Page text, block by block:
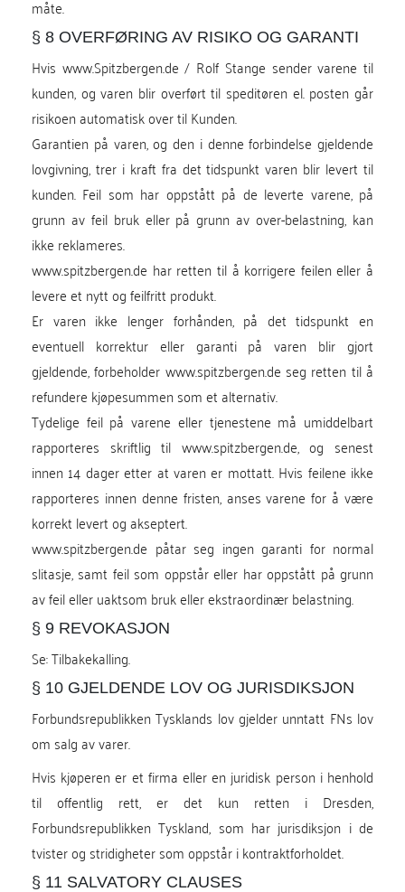
måte.
§ 8 OVERFØRING AV RISIKO OG GARANTI
Hvis www.Spitzbergen.de / Rolf Stange sender varene til
kunden, og varen blir overført til speditøren el. posten går
risikoen automatisk over til Kunden.
Garantien på varen, og den i denne forbindelse gjeldende
lovgivning, trer i kraft fra det tidspunkt varen blir levert til
kunden. Feil som har oppstått på de leverte varene, på
grunn av feil bruk eller på grunn av over-belastning, kan
ikke reklameres.
www.spitzbergen.de har retten til å korrigere feilen eller å
levere et nytt og feilfritt produkt.
Er varen ikke lenger forhånden, på det tidspunkt en
eventuell korrektur eller garanti på varen blir gjort
gjeldende, forbeholder www.spitzbergen.de seg retten til å
refundere kjøpesummen som et alternativ.
Tydelige feil på varene eller tjenestene må umiddelbart
rapporteres skriftlig til www.spitzbergen.de, og senest
innen 14 dager etter at varen er mottatt. Hvis feilene ikke
rapporteres innen denne fristen, anses varene for å være
korrekt levert og akseptert.
www.spitzbergen.de påtar seg ingen garanti for normal
slitasje, samt feil som oppstår eller har oppstått på grunn
av feil eller uaktsom bruk eller ekstraordinær belastning.
§ 9 REVOKASJON
Se:Tilbakekalling.
§ 10 GJELDENDE LOV OG JURISDIKSJON
Forbundsrepublikken Tysklands lov gjelder unntatt FNs lov
om salg av varer.
Hvis kjøperen er et firma eller en juridisk person i henhold
til offentlig rett, er det kun retten i Dresden,
Forbundsrepublikken Tyskland, som har jurisdiksjon i de
tvister og stridigheter som oppstår i kontraktforholdet.
§ 11 SALVATORY CLAUSES